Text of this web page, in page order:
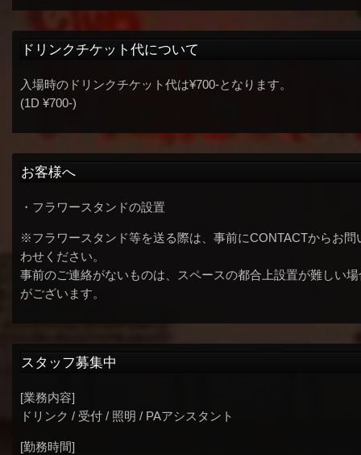
ドリンクチケット代について
入場時のドリンクチケット代は¥700-となります。
(1D ¥700-)
お客様へ
・フラワースタンドの設置
※フラワースタンド等を送る際は、事前にCONTACTからお問
わせください。
事前のご連絡がないものは、スペースの都合上設置が難しい場
がございます。
スタッフ募集中
[業務内容]
ドリンク / 受付 / 照明 / PAアシスタント
[勤務時間]